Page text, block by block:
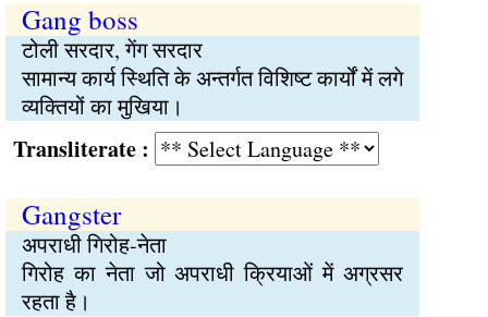
Gang boss
टोली सरदार, गेंग सरदार
सामान्य कार्य स्थिति के अन्तर्गत विशिष्ट कार्यों में लगे
व्यक्तियों का मुखिया।
:
Gangster
अपराधी गिरोह-नेता
गिरोह का नेता जो अपराधी क्रियाओं में अग्रसर
रहता है।